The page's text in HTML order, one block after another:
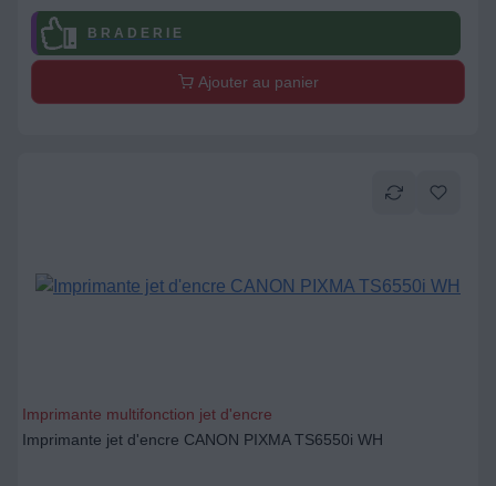
B R A D E R I E
Ajouter au panier
Imprimante multifonction jet d'encre
Imprimante jet d'encre CANON PIXMA TS6550i WH